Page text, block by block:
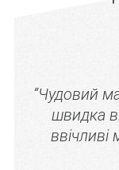
“Чудовий
швидка